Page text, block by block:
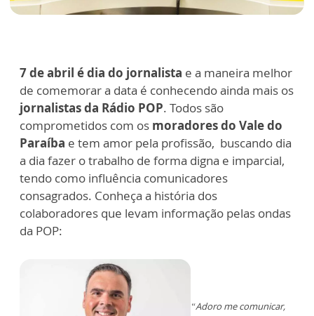
7 de abril é dia do jornalista e a maneira melhor
de comemorar a data é conhecendo ainda mais os
jornalistas da Rádio POP. Todos são
comprometidos com os moradores do Vale do
Paraíba e tem amor pela profissão, buscando dia
a dia fazer o trabalho de forma digna e imparcial,
tendo como influência comunicadores
consagrados. Conheça a história dos
colaboradores que levam informação pelas ondas
da POP:
“Adoro me comunicar,